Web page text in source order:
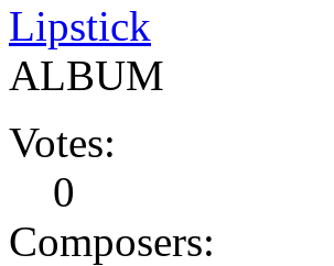
Lipstick
ALBUM
Votes:
0
Composers: